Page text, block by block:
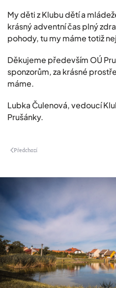
My děti z Klubu dětí a
krásný adventní čas plný
pohody, tu my máme totiž
Děkujeme především OÚ
sponzorům, za krásné
máme.
Lubka Čulenová, vedoucí
Prušánky.
Předchozí